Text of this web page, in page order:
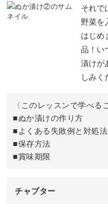
ぬか漬けの作り方
ぬか床を容器に入れて
野菜をぬか床に入れる
それで
野菜を
はじめ
品！い
漬けが
しみく
〈このレッスンで学べる
■ぬか漬けの作り方
■よくある失敗例と対処法
■保存方法
■賞味期限
チャプター